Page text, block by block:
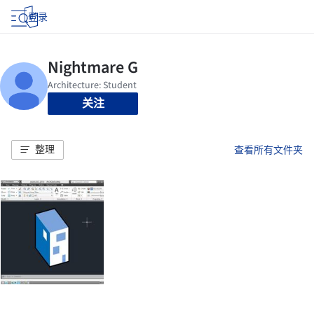
登录
关注
整理 查看所有文件夹